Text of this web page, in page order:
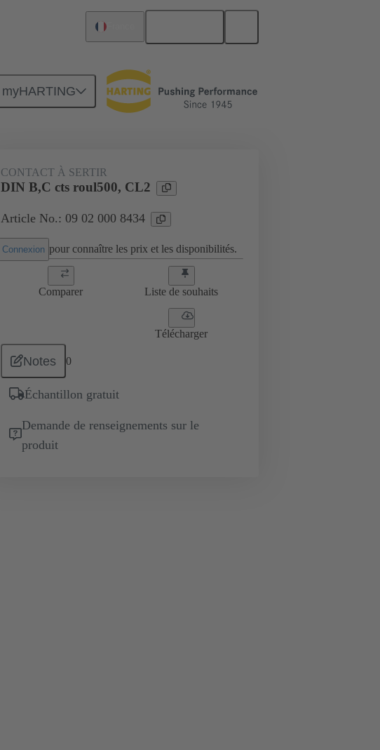
myHARTING
CONTACT À SERTIR
DIN B,C cts roul500, CL2
Article No.: 09 02 000 8434
Connexion pour connaître les prix et les disponibilités.
Comparer Liste de souhaits
Télécharger
Notes 0
Échantillon gratuit
Demande de renseignements sur le
produit